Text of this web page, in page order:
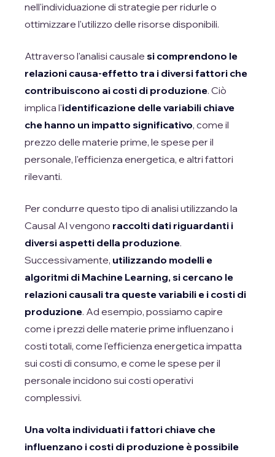
nell'individuazione di strategie per ridurle o
ottimizzare l'utilizzo delle risorse disponibili.
Attraverso l'analisi causale si comprendono le
relazioni causa-effetto tra i diversi fattori che
contribuiscono ai costi di produzione. Ciò
implica l'identificazione delle variabili chiave
che hanno un impatto significativo, come il
prezzo delle materie prime, le spese per il
personale, l'efficienza energetica, e altri fattori
rilevanti.
Per condurre questo tipo di analisi utilizzando la
Causal AI vengono raccolti dati riguardanti i
diversi aspetti della produzione.
Successivamente, utilizzando modelli e
algoritmi di Machine Learning, si cercano le
relazioni causali tra queste variabili e i costi di
produzione. Ad esempio, possiamo capire
come i prezzi delle materie prime influenzano i
costi totali, come l'efficienza energetica impatta
sui costi di consumo, e come le spese per il
personale incidono sui costi operativi
complessivi.
Una volta individuati i fattori chiave che
influenzano i costi di produzione è possibile